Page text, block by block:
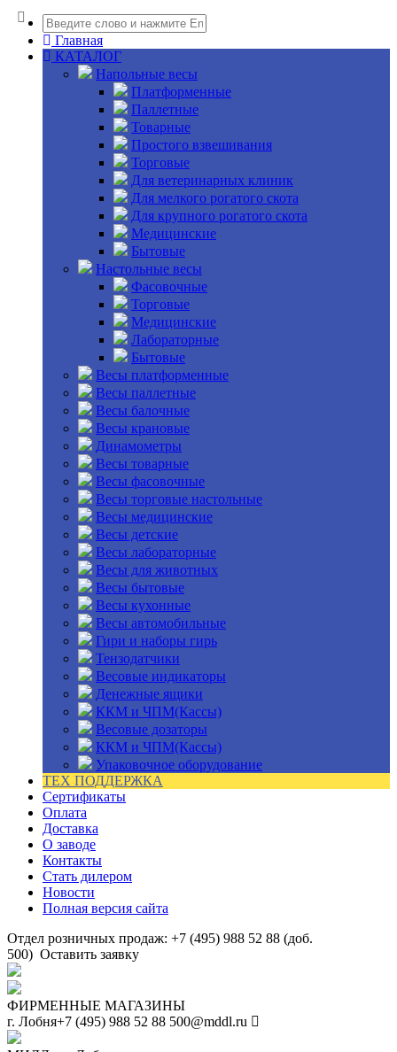
Главная
КАТАЛОГ
Напольные весы
Платформенные
Паллетные
Товарные
Простого взвешивания
Торговые
Для ветеринарных клиник
Для мелкого рогатого скота
Для крупного рогатого скота
Медицинские
Бытовые
Настольные весы
Фасовочные
Торговые
Медицинские
Лабораторные
Бытовые
Весы платформенные
Весы паллетные
Весы балочные
Весы крановые
Динамометры
Весы товарные
Весы фасовочные
Весы торговые настольные
Весы медицинские
Весы детские
Весы лабораторные
Весы для животных
Весы бытовые
Весы кухонные
Весы автомобильные
Гири и наборы гирь
Тензодатчики
Весовые индикаторы
Денежные ящики
ККМ и ЧПМ(Кассы)
Весовые дозаторы
ККМ и ЧПМ(Кассы)
Упаковочное оборудование
ТЕХ ПОДДЕРЖКА
Сертификаты
Оплата
Доставка
О заводе
Контакты
Стать дилером
Новости
Полная версия сайта
Отдел розничных продаж: +7 (495) 988 52 88 (доб.
500) Оставить заявку
ФИРМЕННЫЕ МАГАЗИНЫ
г. Лобня+7 (495) 988 52 88 500@mddl.ru